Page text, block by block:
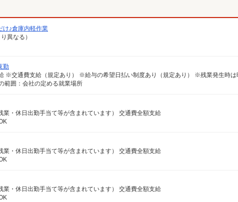
け♪倉庫内軽作業
異なる）
勤
範囲：会社の定める就業場所
・休日出勤手当て等が含まれています） 交通費全額支給
・休日出勤手当て等が含まれています） 交通費全額支給
・休日出勤手当て等が含まれています） 交通費全額支給